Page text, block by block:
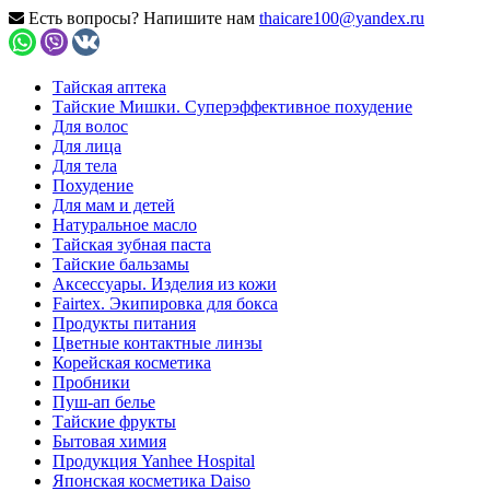
Есть вопросы? Напишите нам thaicare100@yandex.ru
Тайская аптека
Тайские Мишки. Суперэффективное похудение
Для волос
Для лица
Для тела
Похудение
Для мам и детей
Натуральное масло
Тайская зубная паста
Тайские бальзамы
Аксессуары. Изделия из кожи
Fairtex. Экипировка для бокса
Продукты питания
Цветные контактные линзы
Корейская косметика
Пробники
Пуш-ап белье
Тайские фрукты
Бытовая химия
Продукция Yanhee Hospital
Японская косметика Daiso